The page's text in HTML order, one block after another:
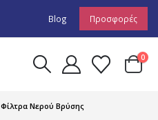
Blog Προσφορές
0
Φίλτρα Νερού Βρύσης